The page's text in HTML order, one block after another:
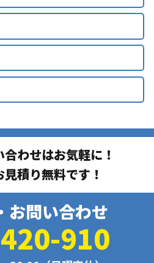
わせはお気軽に！
積り無料です！
お問い合わせ
910